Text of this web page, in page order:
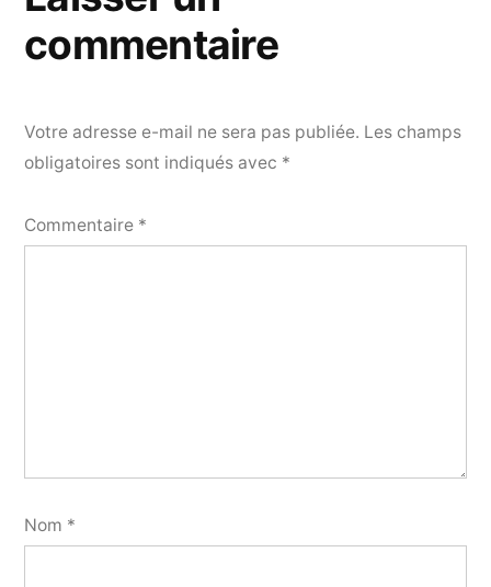
commentaire
Votre adresse e-mail ne sera pas publiée. Les champs
obligatoires sont indiqués avec *
Commentaire *
Nom *